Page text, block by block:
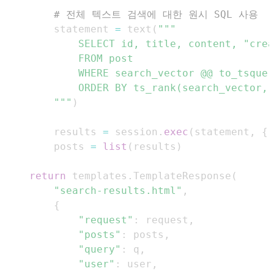
# 전체 텍스트 검색에 대한 원시 SQL 사용
        statement
= text (
        """
)
        results
= session . exec ( statement , {
        posts
= list ( results )
return templates . TemplateResponse (
"search-results.html" ,
{
"request" : request ,
"posts" : posts ,
"query" : q ,
"user" : user ,